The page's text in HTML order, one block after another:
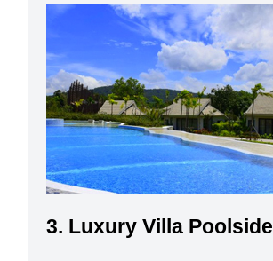
3. Luxury Villa Poolside